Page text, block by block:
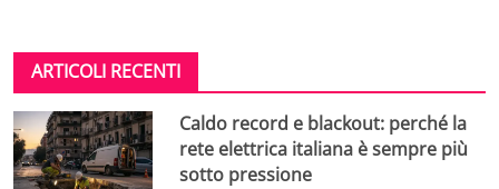
ARTICOLI RECENTI
Caldo record e blackout: perché la
rete elettrica italiana è sempre più
sotto pressione